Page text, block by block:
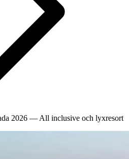
2026 — All inclusive och lyxresort